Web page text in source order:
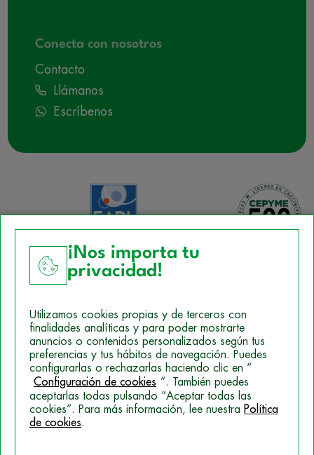
Conecta con nosotros
Contacto
Llámanos
Escríbenos
Política de Cookies
Mapa del sitio
Politica de Privacidad
© 2026 Campus Training
¡Nos importa tu
privacidad!
Utilizamos cookies propias y de terceros con
finalidades analíticas y para poder mostrarte
anuncios o contenidos personalizados según tus
preferencias y tus hábitos de navegación. Puedes
configurarlas o rechazarlas haciendo clic en “
Configuración de cookies ”. También puedes
aceptarlas todas pulsando “Aceptar todas las
cookies”. Para más información, lee nuestra Política
de cookies.